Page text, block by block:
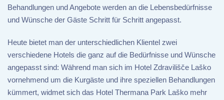
Behandlungen und Angebote werden an die Lebensbedürfnisse
und Wünsche der Gäste Schritt für Schritt angepasst.
Heute bietet man der unterschiedlichen Klientel zwei
verschiedene Hotels die ganz auf die Bedürfnisse und Wünsche
angepasst sind: Während man sich im Hotel Zdravilišče Laško
vornehmend um die Kurgäste und ihre speziellen Behandlungen
kümmert, widmet sich das Hotel Thermana Park Laško mehr